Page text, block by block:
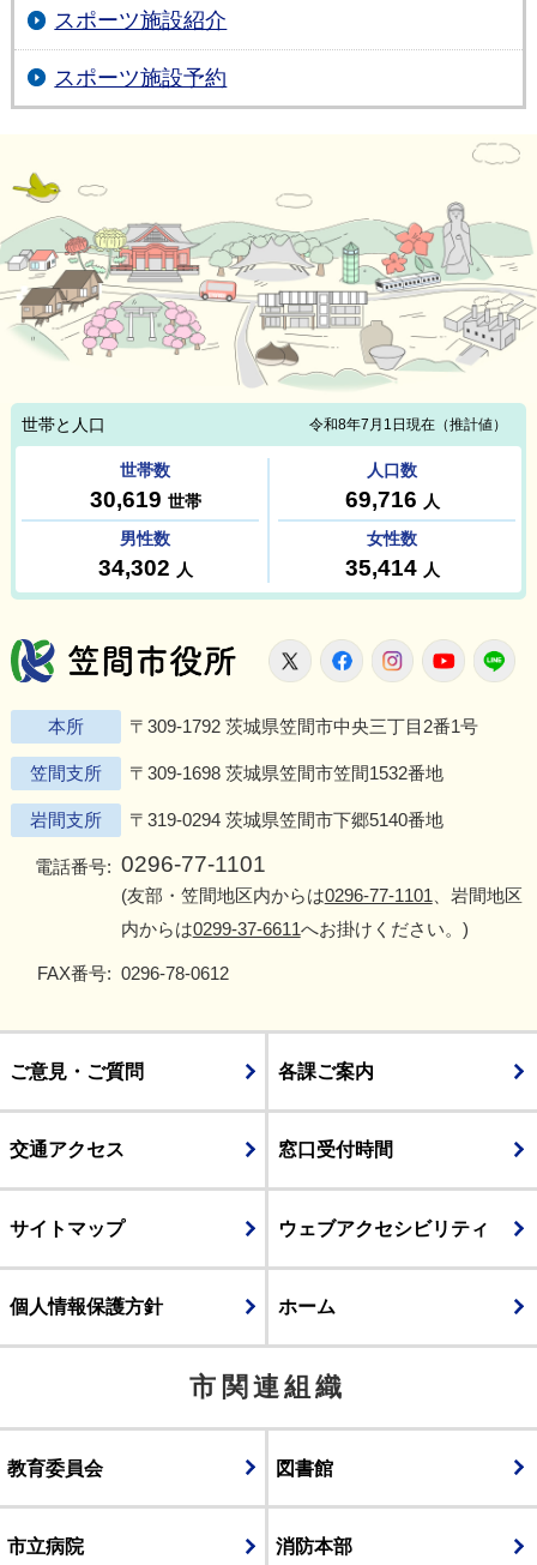
スポーツ施設紹介
スポーツ施設予約
笠間市役所
X FacebookInstagram
本所 〒309-1792 茨城県笠間市中央三丁目2番1号
笠間支所 〒309-1698 茨城県笠間市笠間1532番地
岩間支所 〒319-0294 茨城県笠間市下郷5140番地
電話番号: 0296-77-1101
(友部・笠間地区内からは0296-77-1101 、岩間地区
内からは0299-37-6611へお掛けください。)
FAX番号: 0296-78-0612
ご意見・ご質問 各課ご案内
交通アクセス 窓口受付時間
サイトマップ ウェブアクセシビリティ
個人情報保護方針 ホーム
市関連組織
教育委員会 図書館
市立病院 消防本部